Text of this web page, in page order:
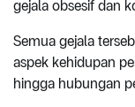
gejala obsesif dan
Semua gejala
aspek kehidupan
hingga hubungan